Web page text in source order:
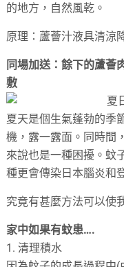
的地方，自然風乾。
原理：蘆薈汁液具清涼
同場加送：餘下的蘆薈
敷
夏天是個生氣蓬勃的季
機，露一露面。同時間
來說也是一種困擾。蚊
種更會傳染日本腦炎和
究竟有甚麼方法可以使
家中如果有蚊患….
1. 清理積水